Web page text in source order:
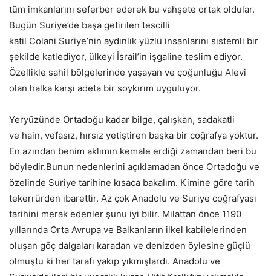
tüm imkanlarını seferber ederek bu vahşete ortak oldular.
Bugün Suriye’de başa getirilen tescilli
katil Colani Suriye’nin aydınlık yüzlü insanlarını sistemli bir
şekilde katlediyor, ülkeyi İsrail’in işgaline teslim ediyor.
Özellikle sahil bölgelerinde yaşayan ve çoğunluğu Alevi
olan halka karşı adeta bir soykırım uyguluyor.
Yeryüzünde Ortadoğu kadar bilge, çalışkan, sadakatli
ve hain, vefasız, hırsız yetiştiren başka bir coğrafya yoktur.
En azından benim aklımın kemale erdiği zamandan beri bu
böyledir.Bunun nedenlerini açıklamadan önce Ortadoğu ve
özelinde Suriye tarihine kısaca bakalım. Kimine göre tarih
tekerrürden ibarettir. Az çok Anadolu ve Suriye coğrafyası
tarihini merak edenler şunu iyi bilir. Milattan önce 1190
yıllarında Orta Avrupa ve Balkanların ilkel kabilelerinden
oluşan göç dalgaları karadan ve denizden öylesine güçlü
olmuştu ki her tarafı yakıp yıkmışlardı. Anadolu ve